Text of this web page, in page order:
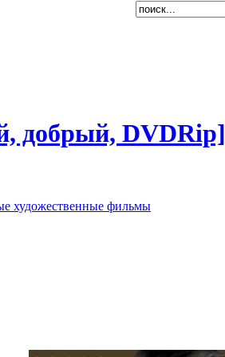
добрый, DVDRip]
художественные фильмы